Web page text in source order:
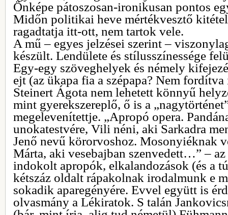
Önképe pátoszosan-ironikusan pontos
Midőn politikai heve mértékvesztő
ragadtatja itt-ott, nem tartok vele.
A mű – egyes jelzései szerint –
készült. Lendülete és stílusszínessége
Egy-egy szöveghelyek és némely
ejt (az ükapa fia a szépapa? Nem
Steinert Ágota nem lehetett könnyű
mint gyerekszereplő, ő is a
megelevenítettje. „Apropó opera.
unokatestvére, Vili néni, aki Sarkadra
Jenő nevű körorvoshoz. Mosonyiéknak
Márta, aki vesebajban szenvedett…” –
indokolt apropók, elkalandozások (és a
kétszáz oldalt rápakolnak irodalmunk e
sokadik aparegényére. Evvel együtt is
olvasmány a Lékiratok. S talán